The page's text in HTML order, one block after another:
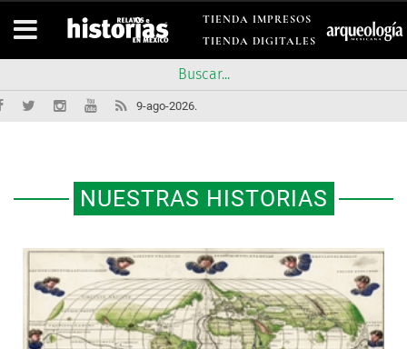
TIENDA IMPRESOS
TIENDA DIGITALES
9-ago-2026.
NUESTRAS HISTORIAS